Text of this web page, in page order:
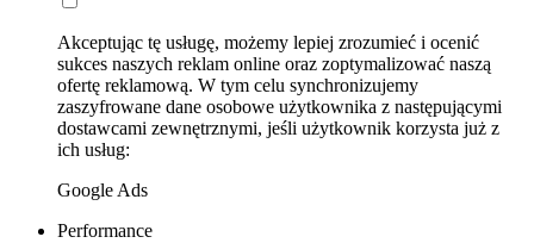
Akceptując tę usługę, możemy lepiej zrozumieć i ocenić
sukces naszych reklam online oraz zoptymalizować naszą
ofertę reklamową. W tym celu synchronizujemy
zaszyfrowane dane osobowe użytkownika z następującymi
dostawcami zewnętrznymi, jeśli użytkownik korzysta już z
ich usług:
Google Ads
Performance